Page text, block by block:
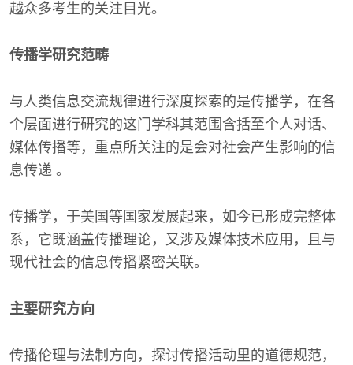
越众多考生的关注目光。
传播学研究范畴
与人类信息交流规律进行深度探索的是传播学，在各
个层面进行研究的这门学科其范围含括至个人对话、
媒体传播等，重点所关注的是会对社会产生影响的信
息传递 。
传播学，于美国等国家发展起来，如今已形成完整体
系，它既涵盖传播理论，又涉及媒体技术应用，且与
现代社会的信息传播紧密关联。
主要研究方向
传播伦理与法制方向，探讨传播活动里的道德规范，